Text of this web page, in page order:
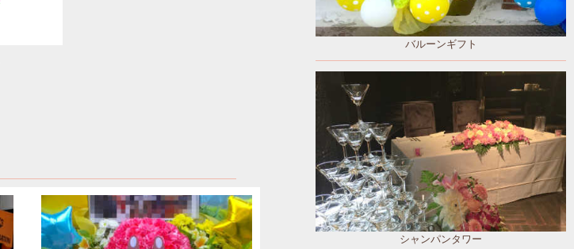
バルーンギフト
シャンパンタワー